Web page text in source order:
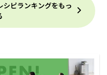
ピランキングをもっ